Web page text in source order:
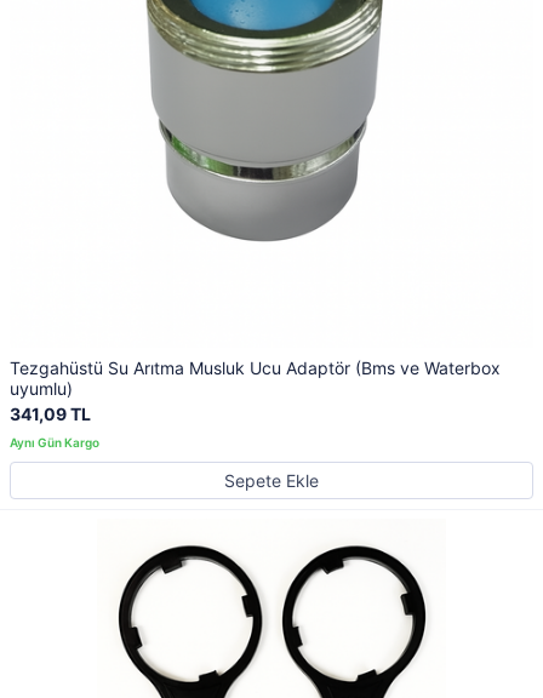
Tezgahüstü Su Arıtma Musluk Ucu Adaptör (Bms ve Waterbox
uyumlu)
341,09 TL
Sepete Ekle